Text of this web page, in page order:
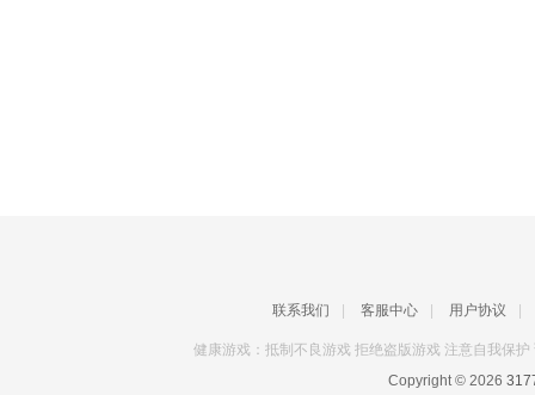
联系我们 客服中心 用户协议
健康游戏：抵制不良游戏 拒绝盗版游戏 注意自我保
Copyright © 2026